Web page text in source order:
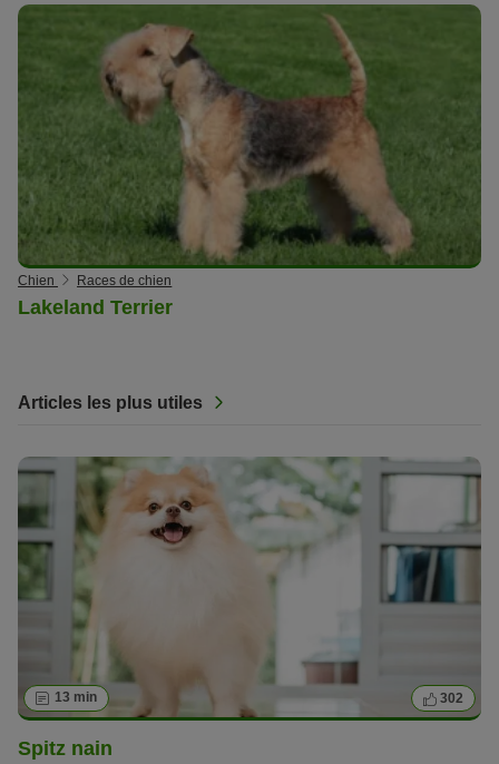
Chien Races de chien
Lakeland Terrier
Articles les plus utiles
13 min 302
Spitz nain